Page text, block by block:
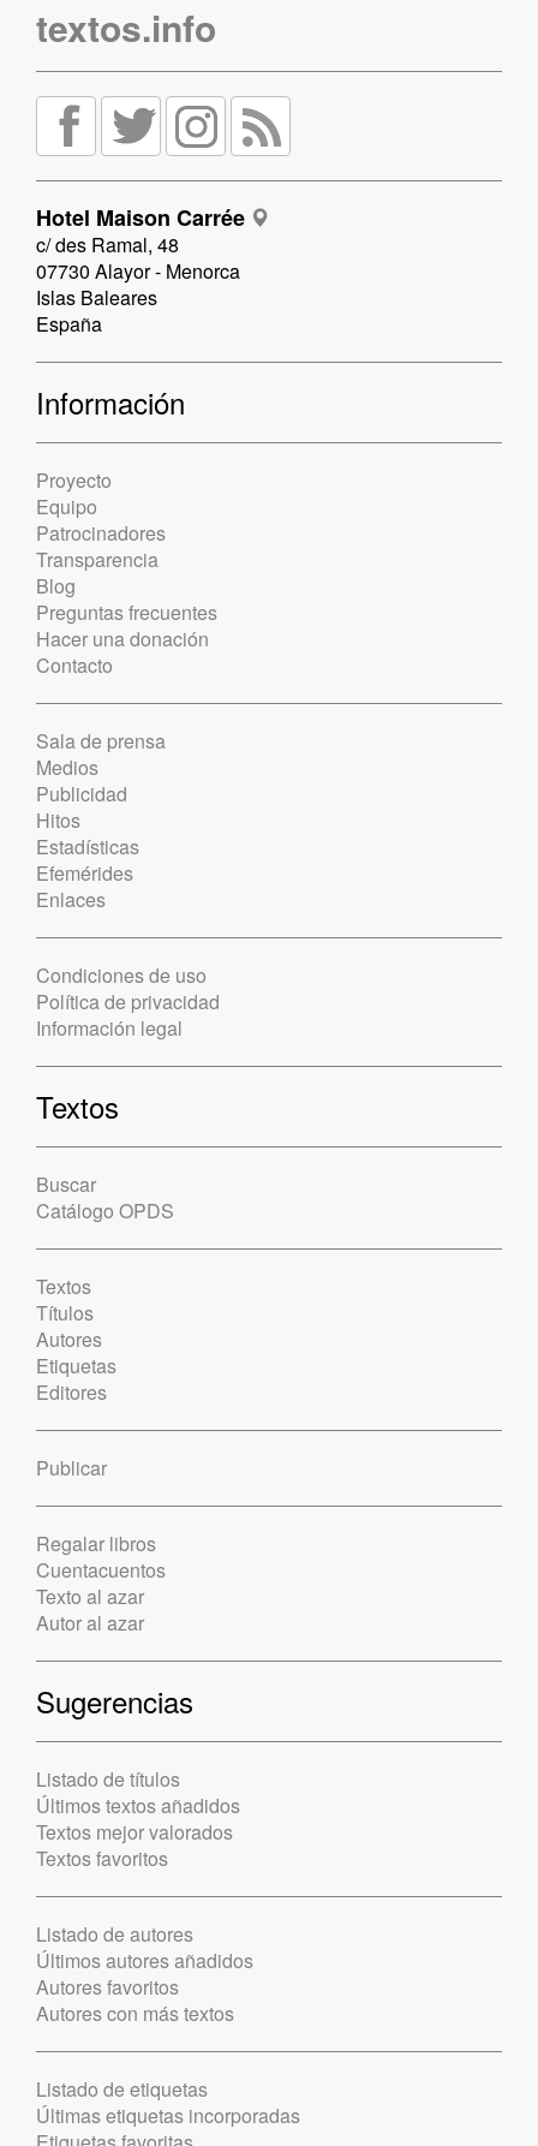
textos.info
Hotel Maison Carrée
c/ des Ramal, 48
07730 Alayor - Menorca
Islas Baleares
España
Información
Proyecto
Equipo
Patrocinadores
Transparencia
Blog
Preguntas frecuentes
Hacer una donación
Contacto
Sala de prensa
Medios
Publicidad
Hitos
Estadísticas
Efemérides
Enlaces
Condiciones de uso
Política de privacidad
Información legal
Textos
Buscar
Catálogo OPDS
Textos
Títulos
Autores
Etiquetas
Editores
Publicar
Regalar libros
Cuentacuentos
Texto al azar
Autor al azar
Sugerencias
Listado de títulos
Últimos textos añadidos
Textos mejor valorados
Textos favoritos
Listado de autores
Últimos autores añadidos
Autores favoritos
Autores con más textos
Listado de etiquetas
Últimas etiquetas incorporadas